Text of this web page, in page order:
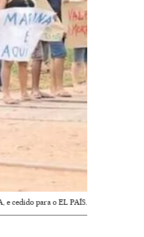
e cedido para o EL PAÍS.